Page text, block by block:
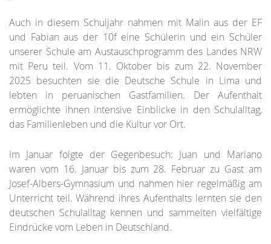
Auch in diesem Schuljahr nahmen mit Malin aus der EF
und Fabian aus der 10f eine Schülerin und ein Schüler
unserer Schule am Austauschprogramm des Landes NRW
mit Peru teil. Vom 11. Oktober bis zum 22. November
2025 besuchten sie die Deutsche Schule in Lima und
lebten in peruanischen Gastfamilien. Der Aufenthalt
ermöglichte ihnen intensive Einblicke in den Schulalltag,
das Familienleben und die Kultur vor Ort.
Im Januar folgte der Gegenbesuch: Juan und Mariano
waren vom 16. Januar bis zum 28. Februar zu Gast am
Josef-Albers-Gymnasium und nahmen hier regelmäßig am
Unterricht teil. Während ihres Aufenthalts lernten sie den
deutschen Schulalltag kennen und sammelten vielfältige
Eindrücke vom Leben in Deutschland.